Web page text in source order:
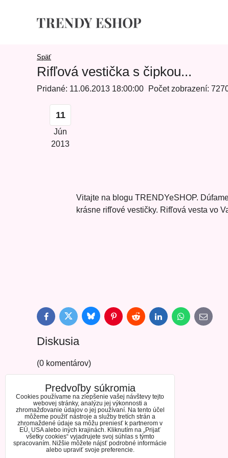
Späť
Rifľová vestička s čipkou...
Pridané: 11.06.2013 18:00:00 Počet zobrazení:
11
Jún
2013
Vitajte na blogu TRENDYeSHOP.
krásne rifľové vestičky. Rifľová vesta vo
FacebookTwitter BlueskyPinterestReddit LinkedInWhatsApp
E-
mail
Diskusia
(0 komentárov)
Predvoľby súkromia
Cookies používame na zlepšenie vašej návštevy tejto
webovej stránky, analýzu jej výkonnosti a
zhromažďovanie údajov o jej používaní. Na tento účel
môžeme použiť nástroje a služby tretích strán a
zhromaždené údaje sa môžu preniesť k partnerom v
EÚ, USA alebo iných krajinách. Kliknutím na „Prijať
všetky cookies“ vyjadrujete svoj súhlas s týmto
spracovaním. Nižšie môžete nájsť podrobné informácie
alebo upraviť svoje preferencie.